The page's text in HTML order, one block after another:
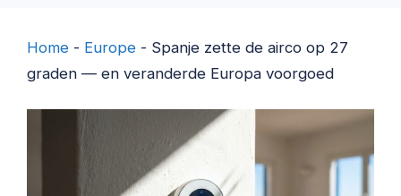
Home - Europe - Spanje zette de airco op 27
graden — en veranderde Europa voorgoed